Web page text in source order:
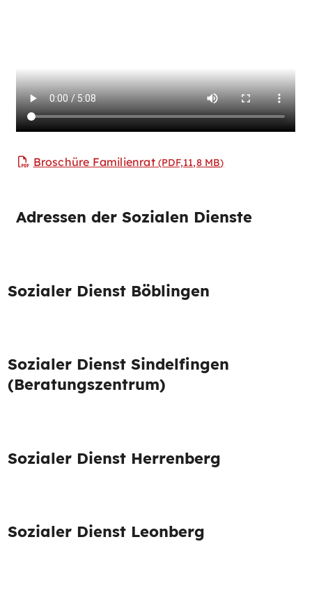
Broschüre Familienrat(PDF,11,8 MB)
Adressen der Sozialen Dienste
Sozialer Dienst Böblingen
Sozialer Dienst Sindelfingen
(Beratungszentrum)
Sozialer Dienst Herrenberg
Sozialer Dienst Leonberg